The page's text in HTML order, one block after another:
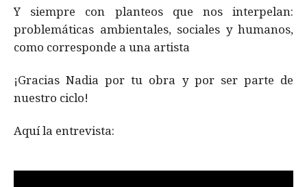
Y siempre con planteos que nos interpelan:
problemáticas ambientales, sociales y humanos,
como corresponde a una artista
¡Gracias Nadia por tu obra y por ser parte de
nuestro ciclo!
Aquí la entrevista: